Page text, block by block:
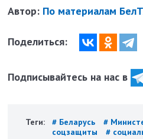
Автор: По материалам
Поделиться:
Подписывайтесь на нас в
Теги: # Беларусь
#
соцзащиты
#